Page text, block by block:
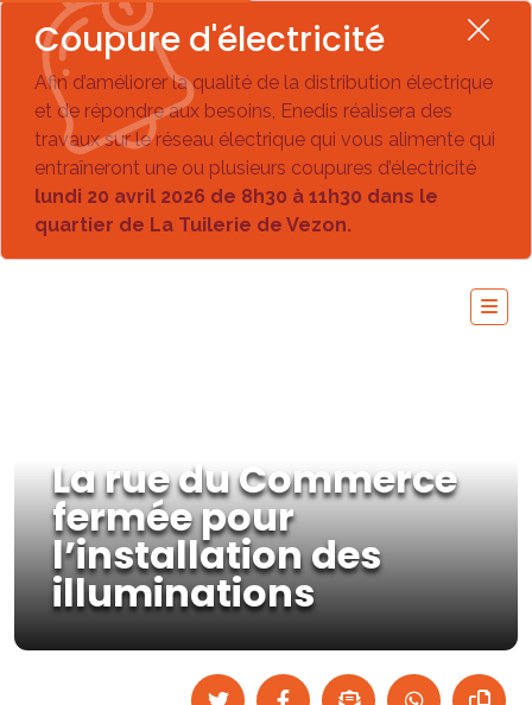
Coupure d'électricité
Afin d’améliorer la qualité de la distribution électrique
et de répondre aux besoins, Enedis réalisera des
travaux sur le réseau électrique qui vous alimente qui
entraîneront une ou plusieurs coupures d’électricité
lundi 20 avril 2026 de 8h30 à 11h30 dans le
quartier de La Tuilerie de Vezon.
La rue du Commerce
fermée pour
l’installation des
illuminations